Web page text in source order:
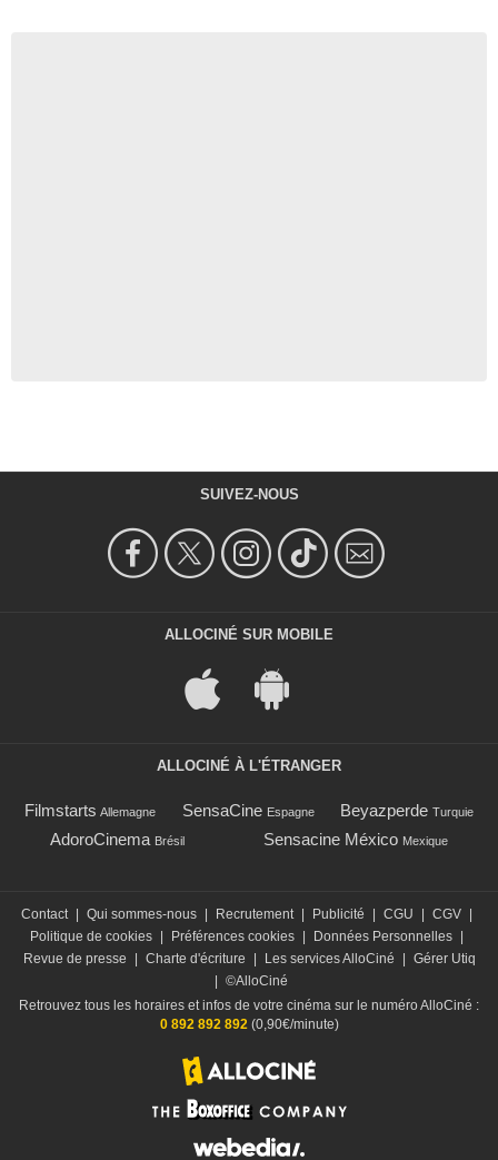
SUIVEZ-NOUS
ALLOCINÉ SUR MOBILE
ALLOCINÉ À L'ÉTRANGER
Filmstarts Allemagne SensaCine Espagne Beyazperde Turquie
AdoroCinema Brésil Sensacine México Mexique
Contact | Qui sommes-nous | Recrutement | Publicité | CGU | CGV |
Politique de cookies | Préférences cookies | Données Personnelles |
Revue de presse
| Charte d'écriture | Les services AlloCiné | Gérer Utiq
| ©AlloCiné
Retrouvez tous les horaires et infos de votre cinéma sur le numéro AlloCiné :
0 892 892 892 (0,90€/minute)